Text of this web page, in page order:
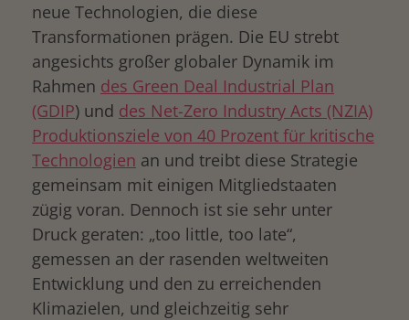
neue Technologien, die diese
Transformationen prägen. Die EU strebt
angesichts großer globaler Dynamik im
Rahmen des Green Deal Industrial Plan
(GDIP) und des Net-Zero Industry Acts (NZIA)
Produktionsziele von 40 Prozent für kritische
Technologien an und treibt diese Strategie
gemeinsam mit einigen Mitgliedstaaten
zügig voran. Dennoch ist sie sehr unter
Druck geraten: „too little, too late“,
gemessen an der rasenden weltweiten
Entwicklung und den zu erreichenden
Klimazielen, und gleichzeitig sehr